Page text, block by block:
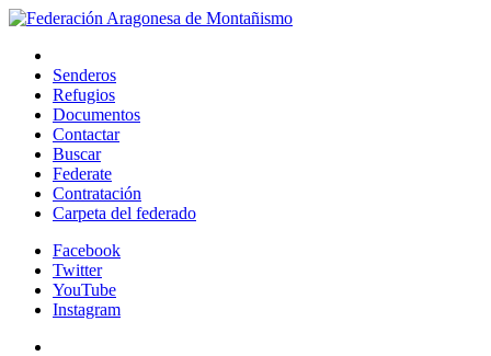
Senderos
Refugios
Documentos
Contactar
Buscar
Federate
Contratación
Carpeta del federado
Facebook
Twitter
YouTube
Instagram